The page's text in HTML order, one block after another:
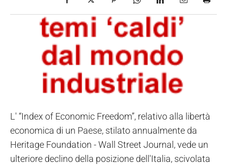
L' “Index of Economic Freedom”, relativo alla libertà
economica di un Paese, stilato annualmente da
Heritage Foundation - Wall Street Journal, vede un
ulteriore declino della posizione dell'Italia, scivolata